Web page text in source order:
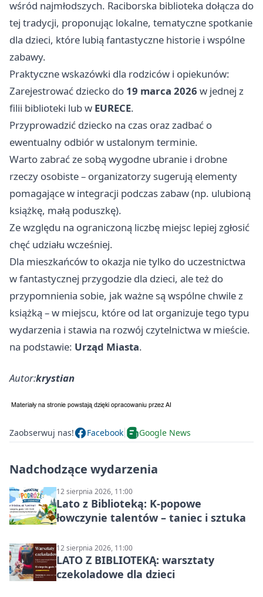
wśród najmłodszych. Raciborska biblioteka dołącza do
tej tradycji, proponując lokalne, tematyczne spotkanie
dla dzieci, które lubią fantastyczne historie i wspólne
zabawy.
Praktyczne wskazówki dla rodziców i opiekunów:
Zarejestrować dziecko do 19 marca 2026 w jednej z
filii biblioteki lub w EURECE.
Przyprowadzić dziecko na czas oraz zadbać o
ewentualny odbiór w ustalonym terminie.
Warto zabrać ze sobą wygodne ubranie i drobne
rzeczy osobiste – organizatorzy sugerują elementy
pomagające w integracji podczas zabaw (np. ulubioną
książkę, małą poduszkę).
Ze względu na ograniczoną liczbę miejsc lepiej zgłosić
chęć udziału wcześniej.
Dla mieszkańców to okazja nie tylko do uczestnictwa
w fantastycznej przygodzie dla dzieci, ale też do
przypomnienia sobie, jak ważne są wspólne chwile z
książką – w miejscu, które od lat organizuje tego typu
wydarzenia i stawia na rozwój czytelnictwa w mieście.
na podstawie: Urząd Miasta.
Autor:krystian
Zaobserwuj nas! Facebook Google News
Nadchodzące wydarzenia
12 sierpnia 2026, 11:00
Lato z Biblioteką: K-popowe
łowczynie talentów – taniec i sztuka
12 sierpnia 2026, 11:00
LATO Z BIBLIOTEKĄ: warsztaty
czekoladowe dla dzieci